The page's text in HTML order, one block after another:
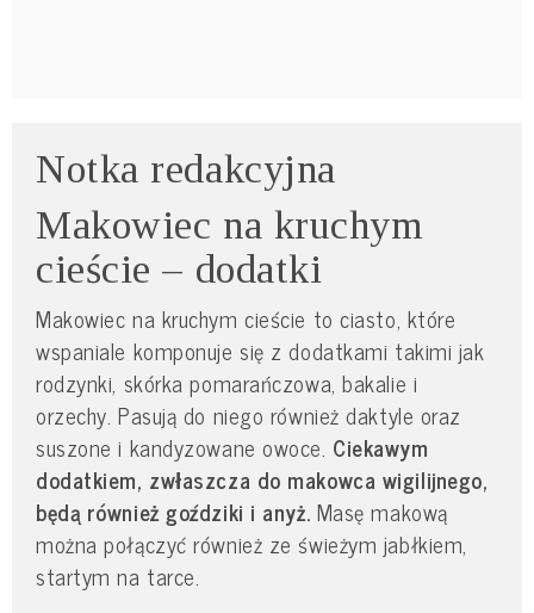
Notka redakcyjna
Makowiec na kruchym
cieście – dodatki
Makowiec na kruchym cieście to ciasto, które
wspaniale komponuje się z dodatkami takimi jak
rodzynki, skórka pomarańczowa, bakalie i
orzechy. Pasują do niego również daktyle oraz
suszone i kandyzowane owoce. Ciekawym
dodatkiem, zwłaszcza do makowca wigilijnego,
będą również goździki i anyż. Masę makową
można połączyć również ze świeżym jabłkiem,
startym na tarce.